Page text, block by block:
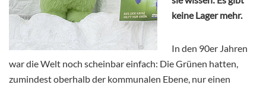
keine Lager mehr.
In den 90er Jahren
war die Welt noch scheinbar einfach: Die Grünen hatten,
zumindest oberhalb der kommunalen Ebene, nur einen